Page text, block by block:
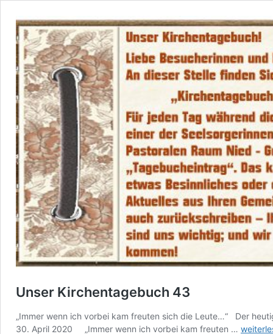
Unser Kirchentagebuch 43
„Immer wenn ich vorbei kam freuten sich die Leute…“ Der
30. April 2020 „Immer wenn ich vorbei kam freuten … Unser